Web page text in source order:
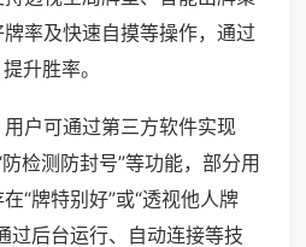
率及快速自摸等操作，通过
升胜率。
户可通过第三方软件实现
防检测防封号”等功能，部分用
“牌特别好”或“透视他人牌
过后台运行、自动连接等技